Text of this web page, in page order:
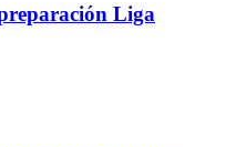
Liga